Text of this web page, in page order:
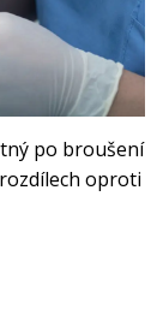
po broušení
oproti